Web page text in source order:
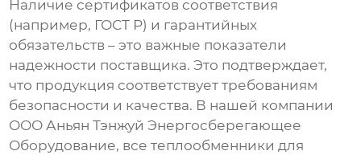
Наличие сертификатов соответствия
(например, ГОСТ Р) и гарантийных
обязательств – это важные показатели
надежности поставщика. Это подтверждает,
что продукция соответствует требованиям
безопасности и качества. В нашей компании
ООО Аньян Тэнжуй Энергосберегающее
Оборудование, всетеплообменники для